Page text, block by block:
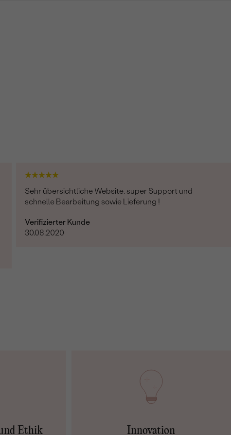
Sehr übersichtliche Website, super Support und
schnelle Bearbeitung sowie Lieferung !
Verifizierter Kunde
30.08.2020
Ethik Innovation